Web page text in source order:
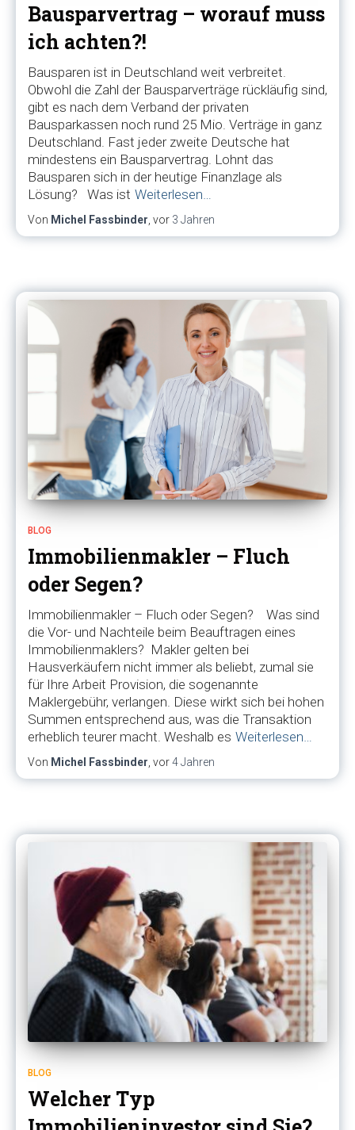
Bausparvertrag – worauf muss
ich achten?!
Bausparen ist in Deutschland weit verbreitet.
Obwohl die Zahl der Bausparverträge rückläufig sind,
gibt es nach dem Verband der privaten
Bausparkassen noch rund 25 Mio. Verträge in ganz
Deutschland. Fast jeder zweite Deutsche hat
mindestens ein Bausparvertrag. Lohnt das
Bausparen sich in der heutige Finanzlage als
Lösung? Was ist Weiterlesen…
Von Michel Fassbinder , vor 3 Jahren
BLOG
Immobilienmakler – Fluch
oder Segen?
Immobilienmakler – Fluch oder Segen? Was sind
die Vor- und Nachteile beim Beauftragen eines
Immobilienmaklers? Makler gelten bei
Hausverkäufern nicht immer als beliebt, zumal sie
für Ihre Arbeit Provision, die sogenannte
Maklergebühr, verlangen. Diese wirkt sich bei hohen
Summen entsprechend aus, was die Transaktion
erheblich teurer macht. Weshalb es Weiterlesen…
Von Michel Fassbinder , vor4 Jahren
BLOG
Welcher Typ